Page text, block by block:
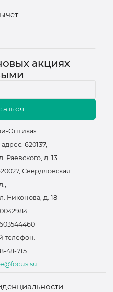
акциях
Оптика»
620137,
Раевского, д. 13
Свердловская
Никонова, д. 18
телефон:
48-715